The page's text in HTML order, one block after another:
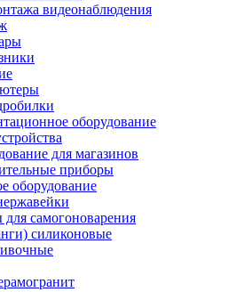
видеонаблюдения
оборудование
для магазинов
приборы
оборудование
самогоноварения
силиконовые